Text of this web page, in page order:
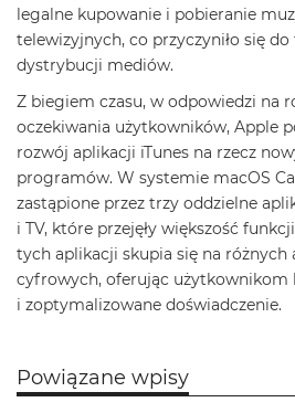
t
y
a
c
B
o
k
N
o
S
u
l
legalne kupowanie i pobieranie
telewizyjnych, co przyczyniło się
dystrybucji mediów.
Z biegiem czasu, w odpowiedzi na
oczekiwania użytkowników, Apple
rozwój aplikacji iTunes na rzecz
programów. W systemie macOS
zastąpione przez trzy oddzielne
i TV, które przejęły większość
tych aplikacji skupia się na różnych
cyfrowych, oferując użytkownikom
i zoptymalizowane doświadczenie.
Powiązane wpisy